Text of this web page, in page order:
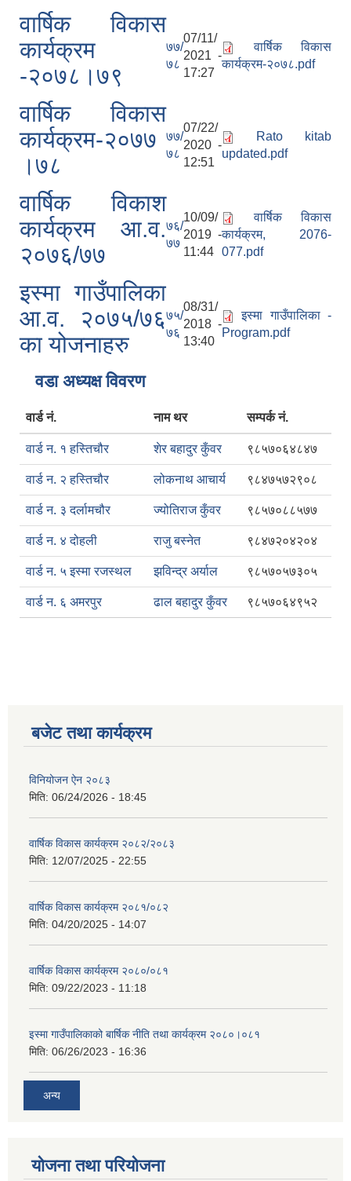
वार्षिक विकास
कार्यक्रम
-२०७८।७९
७७/
७८
07/11/
2021 -
17:27
वार्षिक विकास
कार्यक्रम-२०७८.pdf
वार्षिक विकास
कार्यक्रम-२०७७
।७८
७७/
७८
07/22/
2020 -
12:51
Rato kitab
updated.pdf
वार्षिक विकाश
कार्यक्रम आ.व.
२०७६/७७
७६/
७७
10/09/
2019 -
11:44
वार्षिक विकास
कार्यक्रम, 2076-
077.pdf
इस्मा गाउँपालिका
आ.व. २०७५/७६
का योजनाहरु
७५/
७६
08/31/
2018 -
13:40
इस्मा गाउँपालिका -
Program.pdf
वडा अध्यक्ष विवरण
वार्ड नं. नाम थर सम्पर्क नं.
वार्ड न. १ हस्तिचौर शेर बहादुर कुँवर ९८५७०६४८४७
वार्ड न. २ हस्तिचौर लोकनाथ आचार्य ९८४७५७२९०८
वार्ड न. ३ दर्लामचौर ज्योतिराज कुँवर ९८५७०८८५७७
वार्ड न. ४ दोहली राजु बस्नेत ९८४७२०४२०४
वार्ड न. ५ इस्मा रजस्थल झविन्द्र अर्याल ९८५७०५७३०५
वार्ड न. ६ अमरपुर ढाल बहादुर कुँवर ९८५७०६४९५२
बजेट तथा कार्यक्रम
विनियोजन ऐन २०८३
मिति: 06/24/2026 - 18:45
वार्षिक विकास कार्यक्रम २०८२/२०८३
मिति: 12/07/2025 - 22:55
वार्षिक विकास कार्यक्रम २०८१/०८२
मिति: 04/20/2025 - 14:07
वार्षिक विकास कार्यक्रम २०८०/०८१
मिति: 09/22/2023 - 11:18
इस्मा गाउँपालिकाको बार्षिक नीति तथा कार्यक्रम २०८०।०८१
मिति: 06/26/2023 - 16:36
अन्य
योजना तथा परियोजना